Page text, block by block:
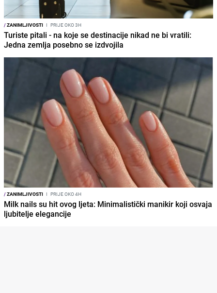
/ZANIMLJIVOSTI I PRIJE OKO 3H
Turiste pitali - na koje se destinacije nikad ne bi vratili:
Jedna zemlja posebno se izdvojila
/ZANIMLJIVOSTI I PRIJE OKO 4H
Milk nails su hit ovog ljeta: Minimalistički manikir koji osvaja
ljubitelje elegancije